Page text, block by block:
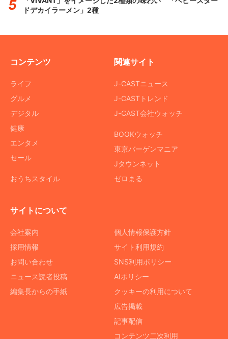
ドデカイラーメン」2種
コンテンツ
ライフ
グルメ
デジタル
健康
エンタメ
セール
おうちスタイル
関連サイト
J-CASTニュース
J-CASTトレンド
J-CAST会社ウォッチ
BOOKウォッチ
東京バーゲンマニア
Jタウンネット
ゼロまる
サイトについて
会社案内
採用情報
お問い合わせ
ニュース読者投稿
編集長からの手紙
個人情報保護方針
サイト利用規約
SNS利用ポリシー
AIポリシー
クッキーの利用について
広告掲載
記事配信
コンテンツ二次利用